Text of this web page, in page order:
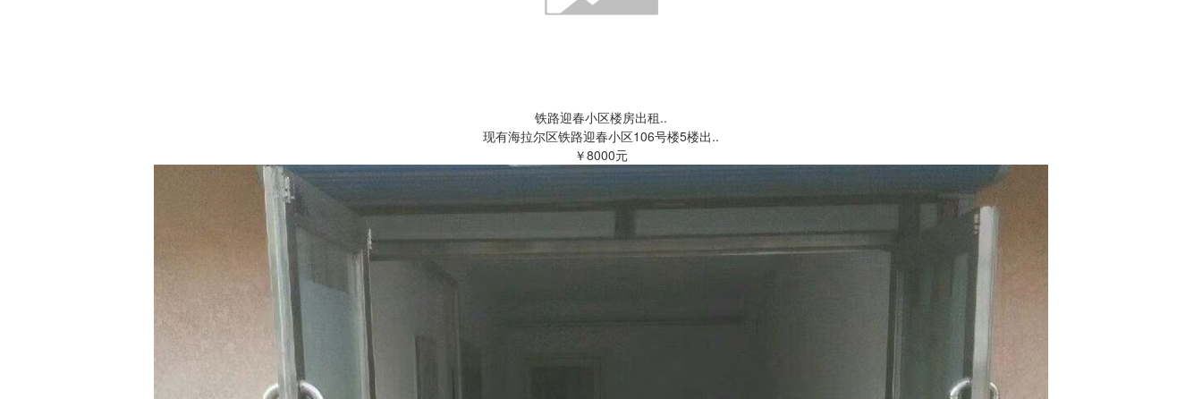
铁路迎春小区楼房出租..
现有海拉尔区铁路迎春小区106号楼5楼出..
￥8000元